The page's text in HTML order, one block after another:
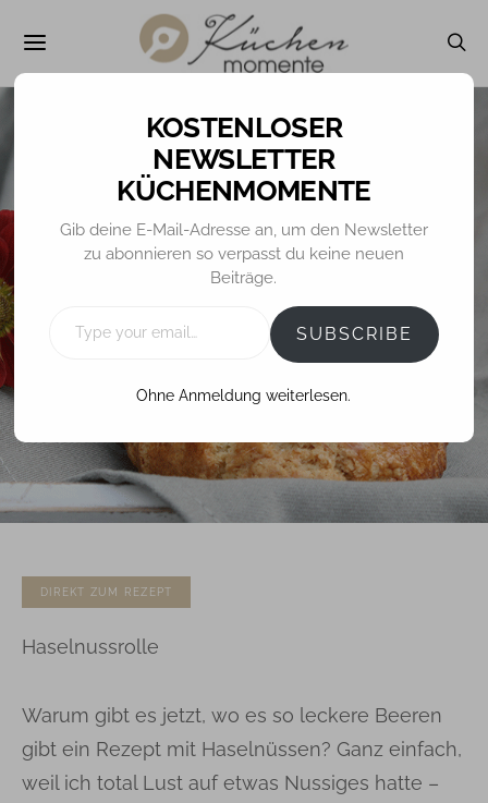
GEBÄCK / MINIS / PRALINEN
Haselnussrolle
DIREKT ZUM REZEPT
Haselnussrolle
Warum gibt es jetzt, wo es so leckere Beeren
gibt ein Rezept mit Haselnüssen? Ganz einfach,
weil ich total Lust auf etwas Nussiges hatte –
NEWSLETTER
KÜCHENMOMENTE
Gib deine E-Mail-Adresse an, um den Newsletter
zu abonnieren so verpasst du keine neuen
Beiträge.
YOUR
EMAIL…
SUBSCRIBE
Ohne Anmeldung weiterlesen.